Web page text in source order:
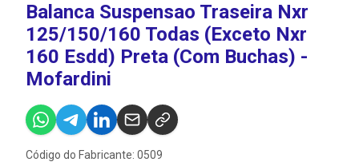
Balanca Suspensao Traseira Nxr
125/150/160 Todas (Exceto Nxr
160 Esdd) Preta (Com Buchas) -
Mofardini
Código do Fabricante: 0509